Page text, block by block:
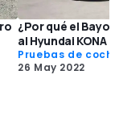
¿Por qué el
al Hyundai KONA
Pruebas de
26 May 2022